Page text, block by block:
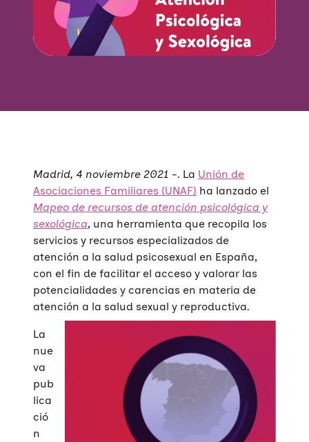
Madrid, 4 noviembre 2021 -. La Unión de
Asociaciones Familiares (UNAF) ha lanzado el
Mapeo de recursos de atención psicológica y
sexológica, una herramienta que recopila los
servicios y recursos especializados de
atención a la salud psicosexual en España,
con el fin de facilitar el acceso y valorar las
potencialidades y carencias en materia de
atención a la salud sexual y reproductiva.
La
nue
va
pub
lica
ció
n